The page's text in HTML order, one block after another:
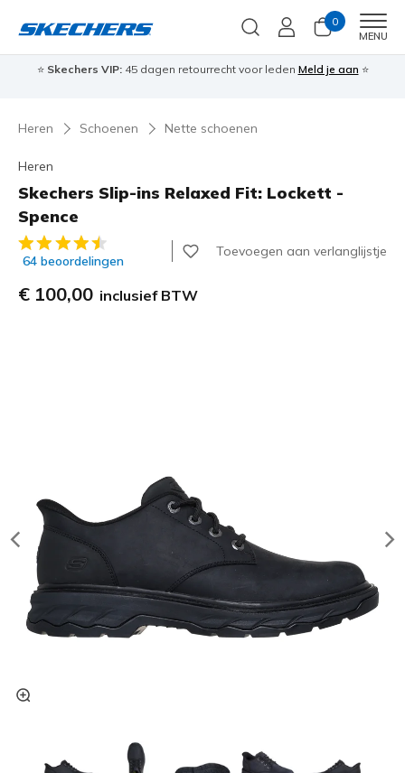
0
MENU
⭐ Skechers VIP:45 dagen retourrecht voor leden Meld je aan ⭐
Heren Schoenen Nette schoenen
Heren
Skechers Slip-ins Relaxed Fit: Lockett -
Spence
4,9 van de 5 klantbeoordelingen
64 beoordelingen
Toevoegen aan verlanglijstje
€ 100,00 inclusief BTW